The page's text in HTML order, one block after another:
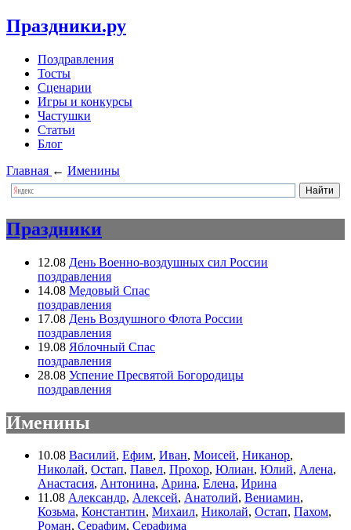
Праздники.ру
Поздравления
Тосты
Сценарии
Игры и конкурсы
Частушки
Статьи
Блог
Главная ← Именины
Праздники
12.08 День Военно-воздушных сил России
поздравления
14.08 Медовый Спас
поздравления
17.08 День Воздушного Флота России
поздравления
19.08 Яблочный Спас
поздравления
28.08 Успение Пресвятой Богородицы
поздравления
Именины
10.08 Василий, Ефим, Иван, Моисей, Никанор,
Николай, Остап, Павел, Прохор, Юлиан, Юлий, Алена,
Анастасия, Антонина, Арина, Елена, Ирина
11.08 Александр, Алексей, Анатолий, Вениамин,
Козьма, Константин, Михаил, Николай, Остап, Пахом,
Роман, Серафим, Серафима